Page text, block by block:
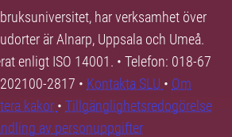
har verksamhet över
är Alnarp, Uppsala och Umeå.
enligt ISO 14001. • Telefon: 018-67
2817 • Kontakta SLU • Om
kakor • Tillgänglighetsredogörelse
av personuppgifter